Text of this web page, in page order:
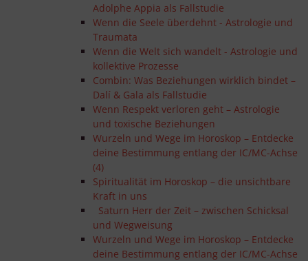
Adolphe Appia als Fallstudie
Wenn die Seele überdehnt - Astrologie und
Traumata
Wenn die Welt sich wandelt - Astrologie und
kollektive Prozesse
Combin: Was Beziehungen wirklich bindet –
Dalí & Gala als Fallstudie
Wenn Respekt verloren geht – Astrologie
und toxische Beziehungen
Wurzeln und Wege im Horoskop – Entdecke
deine Bestimmung entlang der IC/MC-Achse
(4)
Spiritualität im Horoskop – die unsichtbare
Kraft in uns
Saturn Herr der Zeit – zwischen Schicksal
und Wegweisung
Wurzeln und Wege im Horoskop – Entdecke
deine Bestimmung entlang der IC/MC-Achse